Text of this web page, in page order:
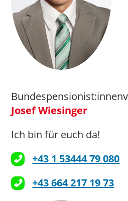
Josef Wiesinger
Ich bin für euch da!
+43 1 53444 79 080
+43 664 217 19 73